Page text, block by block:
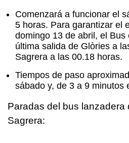
Comenzará a funcionar el
5 horas. Para garantizar el
domingo 13 de abril, el Bus
última salida de Glòries a
Sagrera a las 00.18 horas.
Tiempos de paso
sábado y, de 3 a 9 minutos
Paradas del bus lanzadera
Sagrera: